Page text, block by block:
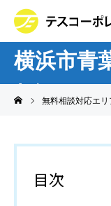
横浜市青
相談無料相談対応エリ
目次